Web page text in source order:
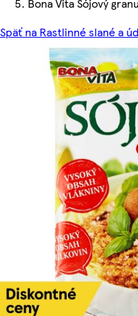
Späť na Rastlinné slané a